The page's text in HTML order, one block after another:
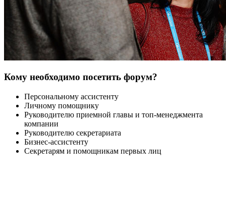
Кому необходимо посетить форум?
Персональному ассистенту
Личному помощнику
Руководителю приемной главы и топ-менеджмента
компании
Руководителю секретариата
Бизнес-ассистенту
Секретарям и помощникам первых лиц